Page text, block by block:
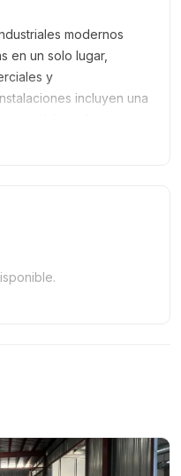
modernos
en un solo lugar,
y
incluyen una
y…